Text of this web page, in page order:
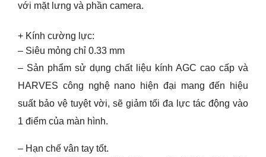
với mặt lưng và phần camera.
+ Kính cường lực:
– Siêu mỏng chỉ 0.33 mm
– Sản phẩm sử dụng chất liệu kính AGC cao cấp và
HARVES công nghệ nano hiện đại mang đến hiệu
suất bảo vệ tuyệt vời, sẽ giảm tối đa lực tác động vào
1 điểm của màn hình.
– Hạn chế vân tay tốt.